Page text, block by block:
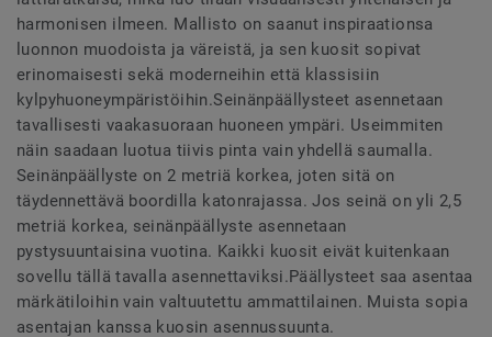
harmonisen ilmeen. Mallisto on saanut inspiraationsa
luonnon muodoista ja väreistä, ja sen kuosit sopivat
erinomaisesti sekä moderneihin että klassisiin
kylpyhuoneympäristöihin.Seinänpäällysteet asennetaan
tavallisesti vaakasuoraan huoneen ympäri. Useimmiten
näin saadaan luotua tiivis pinta vain yhdellä saumalla.
Seinänpäällyste on 2 metriä korkea, joten sitä on
täydennettävä boordilla katonrajassa. Jos seinä on yli 2,5
metriä korkea, seinänpäällyste asennetaan
pystysuuntaisina vuotina. Kaikki kuosit eivät kuitenkaan
sovellu tällä tavalla asennettaviksi.Päällysteet saa asentaa
märkätiloihin vain valtuutettu ammattilainen. Muista sopia
asentajan kanssa kuosin asennussuunta.